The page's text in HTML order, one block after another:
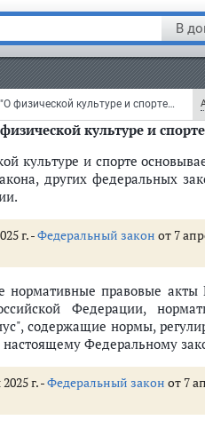
В
физической культуры и спорта
Федеральный закон от 4 декабря 2007 г. N 329-ФЗ "О физической культуре и спорте в Российской Федерации" (с изменениями и дополнениями)
и составных частей
спорта, с учетом
основанной на
Федерального закона
культуре и спорте
культуре и спорте
других федеральных
г. -Федеральный закон от 7
правовые
Федерации,
содержащие нормы,
настоящему Федеральному
г. -Федеральный закон от 7